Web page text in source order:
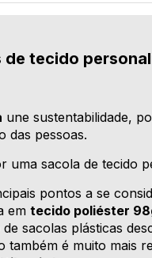
tecido
une sustentabilidade,
das pessoas.
sacola de tecido
pontos a se
emtecido poliéster
sacolas plásticas
também é muito mais